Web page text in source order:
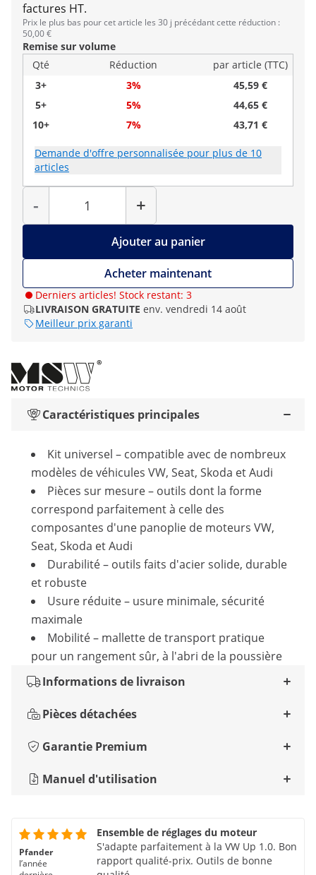
factures HT.
Prix le plus bas pour cet article les 30 j précédant cette réduction :
50,00 €
Remise sur volume
Qté
Réduction
par article (TTC)
3+
3%
45,59 €
5+
5%
44,65 €
10+
7% 43,71 €
Demande d'offre personnalisée pour plus de 10
articles
-
Quantité
+
Ajouter au panier
Acheter maintenant
Derniers articles! Stock restant: 3
LIVRAISON GRATUITE env. vendredi 14 août
Meilleur prix garanti
Caractéristiques principales
Kit universel – compatible avec de nombreux
modèles de véhicules VW, Seat, Skoda et Audi
Pièces sur mesure – outils dont la forme
correspond parfaitement à celle des
composantes d'une panoplie de moteurs VW,
Seat, Skoda et Audi
Durabilité – outils faits d'acier solide, durable
et robuste
Usure réduite – usure minimale, sécurité
maximale
Mobilité – mallette de transport pratique
pour un rangement sûr, à l'abri de la poussière
Informations de livraison
Pièces détachées
Garantie Premium
Manuel d'utilisation
Pfander
l’année
Ensemble de réglages du moteur
S'adapte parfaitement à la VW Up 1.0. Bon
rapport qualité-prix. Outils de bonne